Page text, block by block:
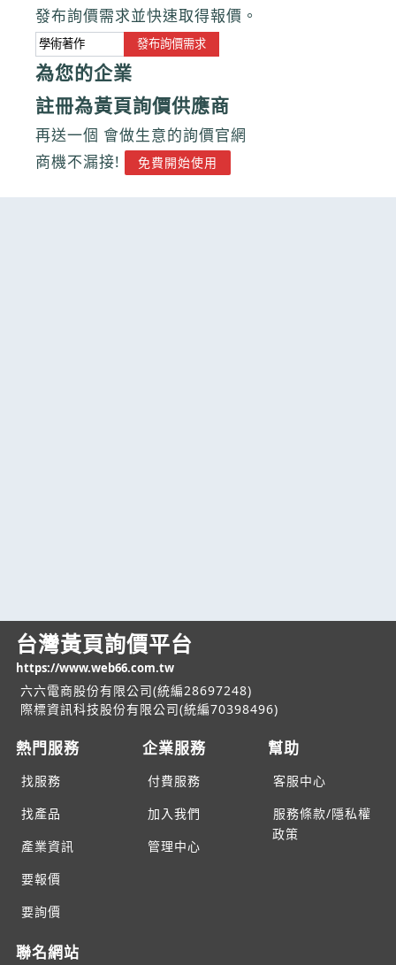
發布詢價需求並快速取得報價。
發布詢價需求
為您的企業
註冊為黃頁詢價供應商
再送一個 會做生意的詢價官網
商機不漏接!
免費開始使用
台灣黃頁詢價平台
https://www.web66.com.tw
六六電商股份有限公司(統編28697248)
際標資訊科技股份有限公司(統編70398496)
熱門服務
找服務
找產品
產業資訊
要報價
要詢價
企業服務
付費服務
加入我們
管理中心
幫助
客服中心
服務條款/隱私權
政策
聯名網站